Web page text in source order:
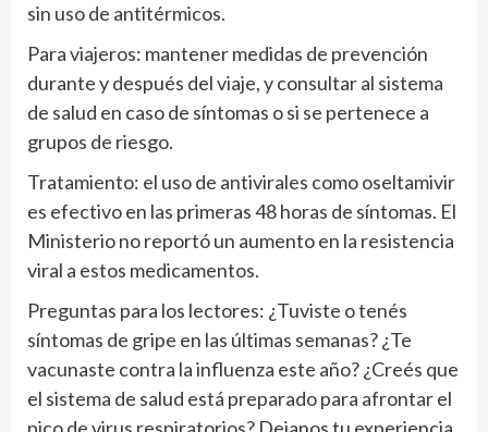
sin uso de antitérmicos.
Para viajeros: mantener medidas de prevención
durante y después del viaje, y consultar al sistema
de salud en caso de síntomas o si se pertenece a
grupos de riesgo.
Tratamiento: el uso de antivirales como oseltamivir
es efectivo en las primeras 48 horas de síntomas. El
Ministerio no reportó un aumento en la resistencia
viral a estos medicamentos.
Preguntas para los lectores: ¿Tuviste o tenés
síntomas de gripe en las últimas semanas? ¿Te
vacunaste contra la influenza este año? ¿Creés que
el sistema de salud está preparado para afrontar el